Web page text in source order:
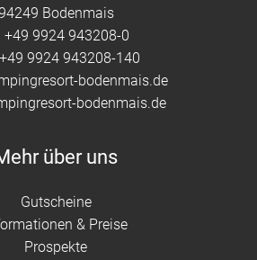
Bodenmais
+49 9924 943208-0
9924 943208-140
bodenmais.de
bodenmais.de
über uns
Gutscheine
& Preise
Prospekte